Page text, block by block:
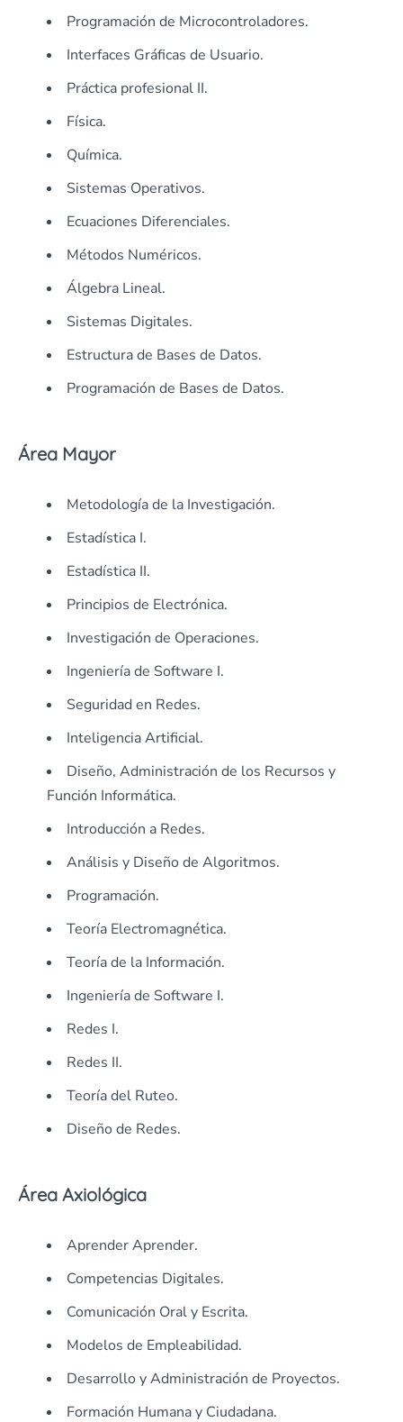
Programación de Microcontroladores.
Interfaces Gráficas de Usuario.
Práctica profesional II.
Física.
Química.
Sistemas Operativos.
Ecuaciones Diferenciales.
Métodos Numéricos.
Álgebra Lineal.
Sistemas Digitales.
Estructura de Bases de Datos.
Programación de Bases de Datos.
Área Mayor
Metodología de la Investigación.
Estadística I.
Estadística II.
Principios de Electrónica.
Investigación de Operaciones.
Ingeniería de Software I.
Seguridad en Redes.
Inteligencia Artificial.
Diseño, Administración de los Recursos y
Función Informática.
Introducción a Redes.
Análisis y Diseño de Algoritmos.
Programación.
Teoría Electromagnética.
Teoría de la Información.
Ingeniería de Software I.
Redes I.
Redes II.
Teoría del Ruteo.
Diseño de Redes.
Área Axiológica
Aprender Aprender.
Competencias Digitales.
Comunicación Oral y Escrita.
Modelos de Empleabilidad.
Desarrollo y Administración de Proyectos.
Formación Humana y Ciudadana.